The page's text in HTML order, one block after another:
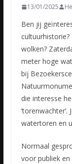
13/01/2025
Ben jij
wolken?
meter hoge
bij
die interesse
watertoren en
Normaal
voor publiek